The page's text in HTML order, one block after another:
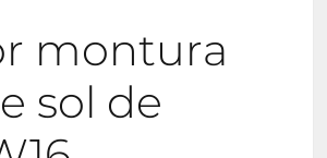
montura
sol de